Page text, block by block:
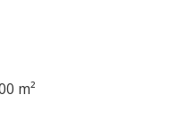
m²